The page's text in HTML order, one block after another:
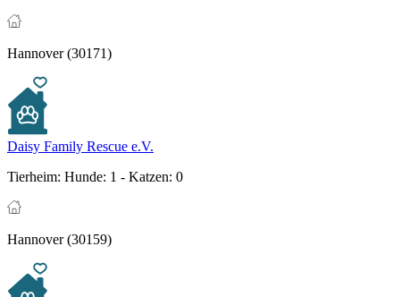
Hannover (30171)
Daisy Family Rescue e.V.
Tierheim: Hunde: 1 - Katzen: 0
Hannover (30159)